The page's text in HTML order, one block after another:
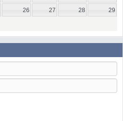
26 27 28 29